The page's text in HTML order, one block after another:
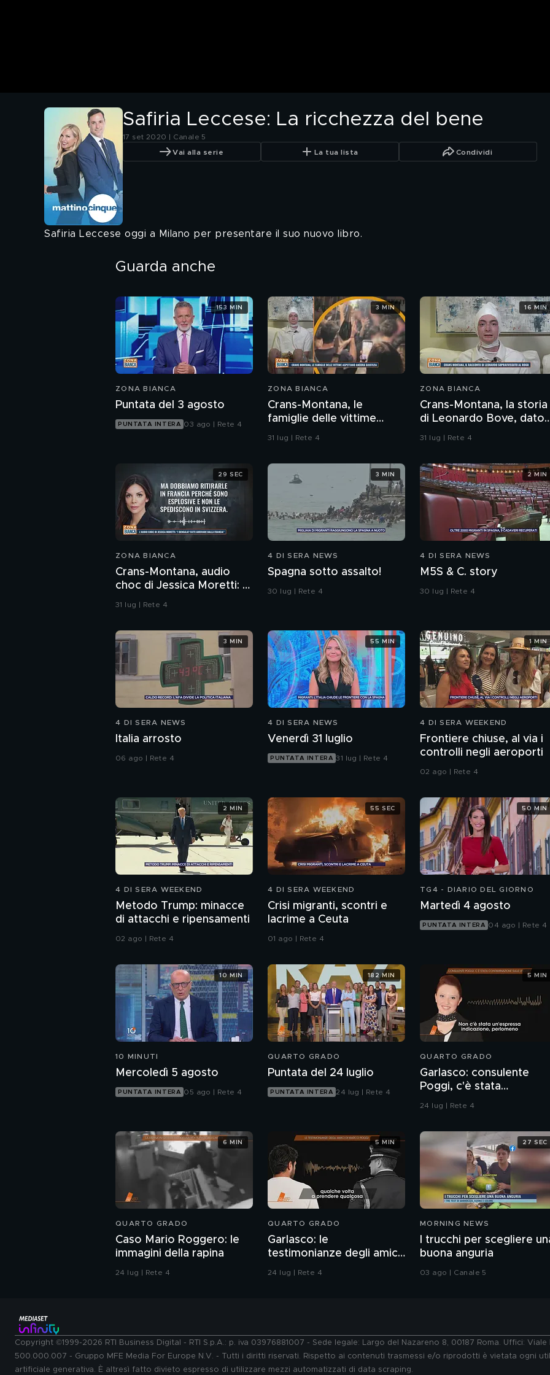
Safiria Leccese: La ricchezza del bene
17 set 2020 | Canale 5
Vai alla serie La tua lista Condividi
Safiria Leccese oggi a Milano per presentare il suo nuovo libro.
Guarda anche
ZONA BIANCA
Puntata del 3 agosto
PUNTATA INTERA 03 ago | Rete 4
153 MIN
ZONA BIANCA
Crans-Montana, le
famiglie delle vittime
aspettano ancora
31 lug | Rete 4
3 MIN
ZONA BIANCA
Crans-Montana, la storia
di Leonardo Bove, dato
per disperso nel rogo
31 lug | Rete 4
16 MIN
ZONA BIANCA
Crans-Montana, audio
choc di Jessica Moretti: "I
bengala? Fatti arrivare
31 lug | Rete 4
29 SEC
4 DI SERA NEWS
Spagna sotto assalto!
30 lug | Rete 4
3 MIN
4 DI SERA NEWS
M5S & C. story
30 lug | Rete 4
2 MIN
4 DI SERA NEWS
Italia arrosto
06 ago | Rete 4
3 MIN
4 DI SERA NEWS
Venerdì 31 luglio
PUNTATA INTERA 31 lug | Rete 4
55 MIN
4 DI SERA WEEKEND
Frontiere chiuse, al via i
controlli negli aeroporti
02 ago | Rete 4
1 MIN
4 DI SERA WEEKEND
Metodo Trump: minacce
di attacchi e ripensamenti
02 ago | Rete 4
2 MIN
4 DI SERA WEEKEND
Crisi migranti, scontri e
lacrime a Ceuta
01 ago | Rete 4
55 SEC
TG4 - DIARIO DEL GIORNO
Martedì 4 agosto
PUNTATA INTERA 04 ago | Rete 4
50 MIN
10 MINUTI
Mercoledì 5 agosto
PUNTATA INTERA 05 ago | Rete 4
10 MIN
QUARTO GRADO
Puntata del 24 luglio
PUNTATA INTERA 24 lug | Rete 4
182 MIN
QUARTO GRADO
Garlasco: consulente
Poggi, c'è stata
contaminazione sulle
24 lug | Rete 4
5 MIN
QUARTO GRADO
Caso Mario Roggero: le
immagini della rapina
24 lug | Rete 4
6 MIN
QUARTO GRADO
Garlasco: le
testimonianze degli amici
di Marco Poggi
24 lug | Rete 4
5 MIN
MORNING NEWS
I trucchi per scegliere
buona anguria
03 ago | Canale 5
27 SEC
Copyright ©1999-2026 RTI Business Digital - RTI S.p.A.: p. iva 03976881007 - Sede legale: Largo del Nazareno 8, 00187 Roma. Uffici:
500.000.007 - Gruppo MFE Media For Europe N.V. - Tutti i diritti riservati. Rispetto ai contenuti trasmessi e/o riprodotti è vietata ogni
artificiale generativa. È altresì fatto divieto espresso di utilizzare mezzi automatizzati di data scraping.